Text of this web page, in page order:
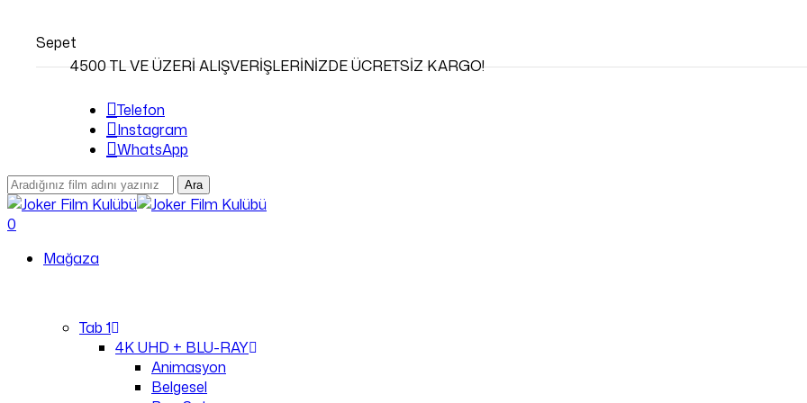
4500 TL VE ÜZERİ ALIŞVERİŞLERİNİZDE ÜCRETSİZ KARGO!
Telefon
Instagram
WhatsApp
Ara
Close
Search
search
account
0
Mağaza
Tab 1
4K UHD + BLU-RAY
Animasyon
Belgesel
Sepet